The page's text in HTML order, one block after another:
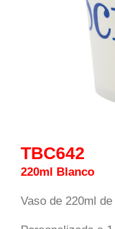
TBC642
220ml Blanco
Vaso de 220ml